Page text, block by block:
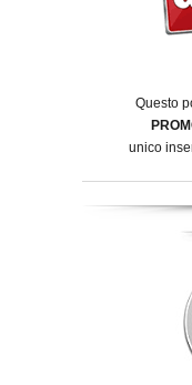
Questo
unico